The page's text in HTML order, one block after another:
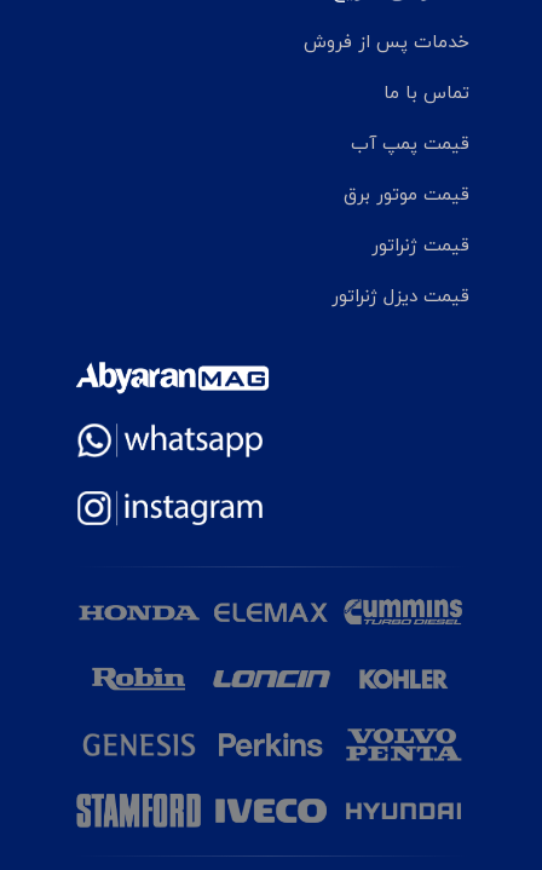
خدمات پس از فروش
تماس با ما
قیمت پمپ آب
قیمت موتور برق
قیمت ژنراتور
قیمت دیزل ژنراتور